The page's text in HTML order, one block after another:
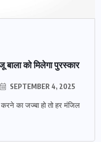
बाला को मिलेगा पुरस्कार
SEPTEMBER 4, 2025
का जज्बा हो तो हर मंजिल